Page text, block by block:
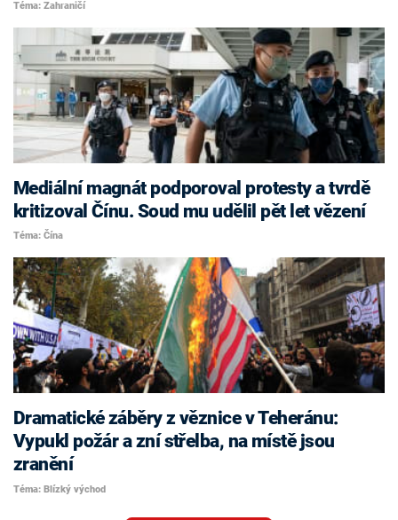
Téma: Zahraničí
Mediální magnát podporoval protesty a tvrdě
kritizoval Čínu. Soud mu udělil pět let vězení
Téma: Čína
Dramatické záběry z věznice v Teheránu:
Vypukl požár a zní střelba, na místě jsou
zranění
Téma: Blízký východ